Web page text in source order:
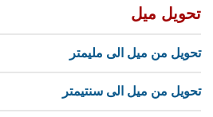
تحويل ميل
تحويل من ميل الى مليمتر
تحويل من ميل الى سنتيمتر